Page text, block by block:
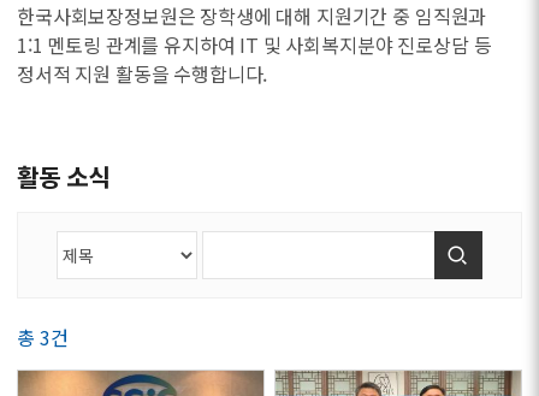
한국사회보장정보원은 장학생에 대해 지원기간 중 임직원과
1:1 멘토링 관계를 유지하여 IT 및 사회복지분야 진로상담 등
정서적 지원 활동을 수행합니다.
활동 소식
총 3건